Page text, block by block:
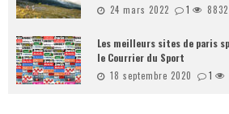
24 mars 2022 1 8832
Les meilleurs sites de paris
le Courrier du Sport
18 septembre 2020 1